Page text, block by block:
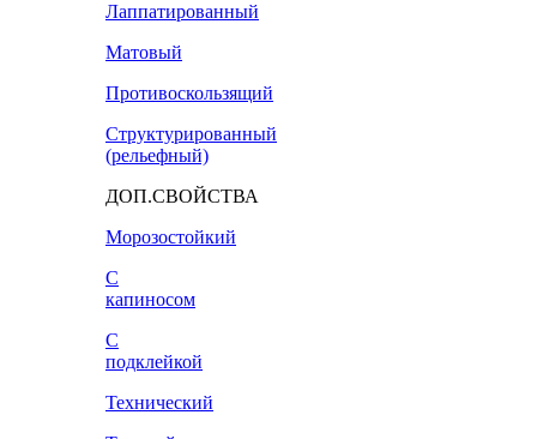
Лаппатированный
Матовый
Противоскользящий
Структурированный
(рельефный)
ДОП.СВОЙСТВА
Морозостойкий
С
капиносом
С
подклейкой
Технический